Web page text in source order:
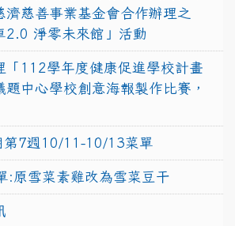
濟慈善事業基金會合作辦理之
2.0 淨零未來館」活動
「112學年度健康促進學校計畫
中心學校創意海報製作比賽，
第7週10/11-10/13菜單
:原雪菜素雞改為雪菜豆干